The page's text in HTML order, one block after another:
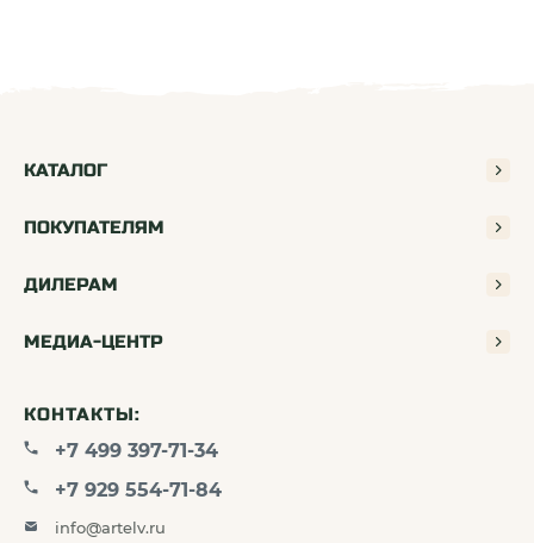
КАТАЛОГ
ПОКУПАТЕЛЯМ
ДИЛЕРАМ
МЕДИА-ЦЕНТР
КОНТАКТЫ:
+7 499 397-71-34
+7 929 554-71-84
info@artelv.ru